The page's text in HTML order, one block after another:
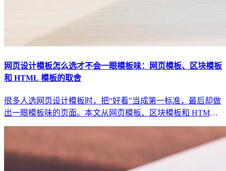
网页设计模板怎么选才不会一眼模板味：网页模板、区块模板
和 HTML 模板的取舍
很多人选网页设计模板时，把“好看”当成第一标准，最后却做
出一眼模板味的页面。本文从网页模板、区块模板和 HTML
模板三条路线，讲清怎样选模板才不把页面做成同质化展示。